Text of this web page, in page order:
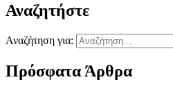
Αναζητήστε
Αναζήτηση για:
Πρόσφατα Άρθρα